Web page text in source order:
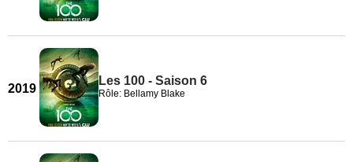
2019
Les 100 - Saison 6
Rôle: Bellamy Blake